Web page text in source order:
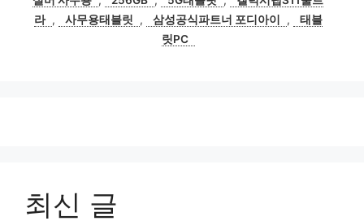
리
라 , 사무용태블릿 , 삼성공식파트너 포디아이 ,
태블
릿PC
최신 글